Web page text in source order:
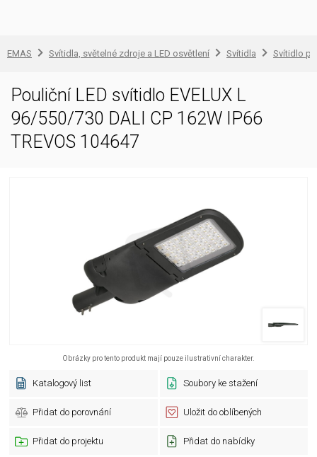
EMAS Svítidla, světelné zdroje a LED osvětlení Svítidla Svítidlo
Pouliční LED svítidlo EVELUX L
96/550/730 DALI CP 162W IP66
TREVOS 104647
Obrázky pro tento produkt mají pouze ilustrativní charakter.
Katalogový list Soubory ke stažení
Přidat do porovnání Uložit do oblíbených
Přidat do projektu Přidat do nabídky